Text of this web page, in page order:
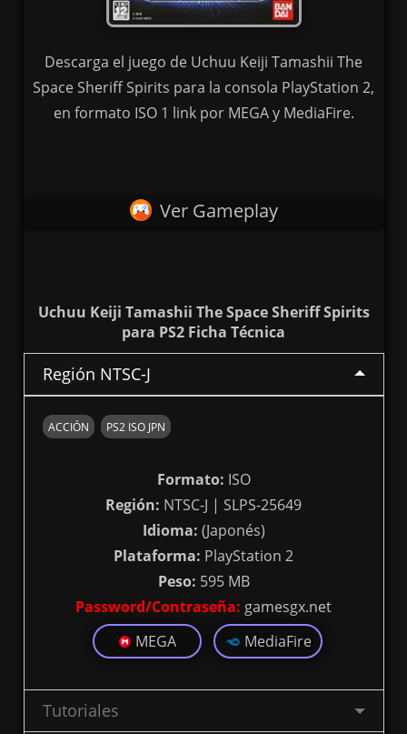
Descarga el juego de Uchuu Keiji Tamashii The
Space Sheriff Spirits para la consola PlayStation 2,
en formato ISO 1 link por MEGA y MediaFire.
Ver Gameplay
Uchuu Keiji Tamashii The Space Sheriff Spirits
para PS2 Ficha Técnica
Región NTSC-J
ACCIÓN PS2 ISO JPN
Formato: ISO
Región: NTSC-J | SLPS-25649
Idioma: (Japonés)
Plataforma: PlayStation 2
Peso: 595 MB
Password/Contraseña: gamesgx.net
MEGA
MediaFire
Tutoriales